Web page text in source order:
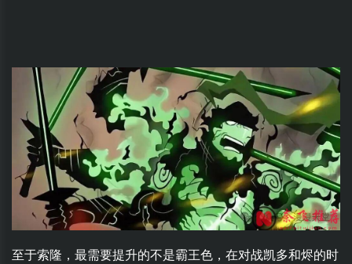
至于索隆，最需要提升的不是霸王色，在对战凯多和烬的时